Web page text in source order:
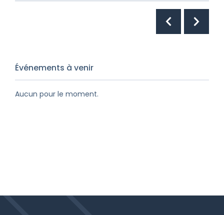
Événements à venir
Aucun pour le moment.